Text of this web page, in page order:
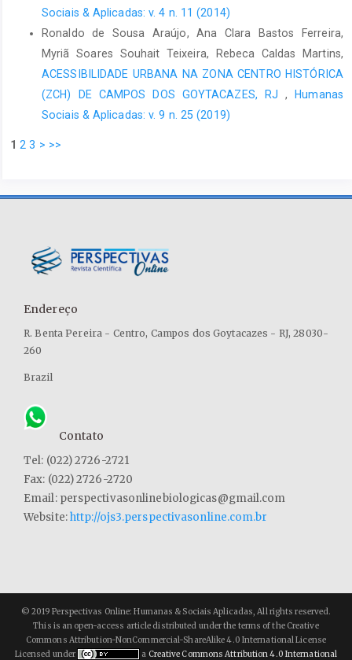
Sociais & Aplicadas: v. 4 n. 11 (2014)
Ronaldo de Sousa Araújo, Ana Clara Bastos Ferreira,
Myriã Soares Souhait Teixeira, Rebeca Caldas Martins,
ACESSIBILIDADE URBANA NA ZONA CENTRO HISTÓRICA
(ZCH) DE CAMPOS DOS GOYTACAZES, RJ,
Humanas
Sociais & Aplicadas: v. 9 n. 25 (2019)
1 2 3 > >>
Endereço
R. Benta Pereira - Centro, Campos dos Goytacazes - RJ, 28030-
260
Brazil
Contato
Tel: (022) 2726-2721
Fax: (022) 2726-2720
Email: perspectivasonlinebiologicas@gmail.com
Website:http://ojs3.perspectivasonline.com.br
© 2019 Perspectivas Online: Humanas & Sociais Aplicadas, All rights reserved.
This is an open-access article distributed under the terms of the Creative
Commons Attribution-NonCommercial-ShareAlike 4.0 International License
Licensed under
a Creative Commons Attribution 4.0 International